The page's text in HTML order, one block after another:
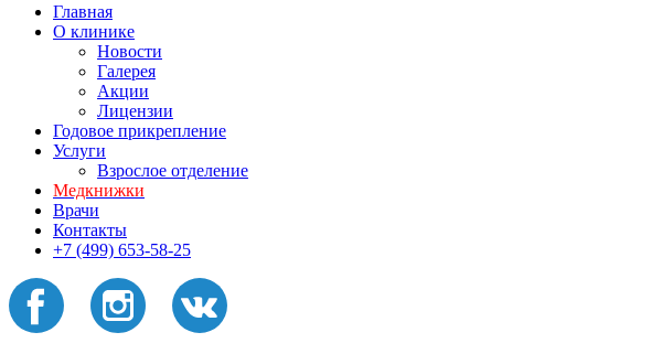
Главная
О клинике
Новости
Галерея
Акции
Лицензии
Годовое прикрепление
Услуги
Взрослое отделение
Медкнижки
Врачи
Контакты
+7 (499) 653-58-25